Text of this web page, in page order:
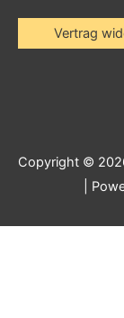
Vertrag
Copyright ©
|